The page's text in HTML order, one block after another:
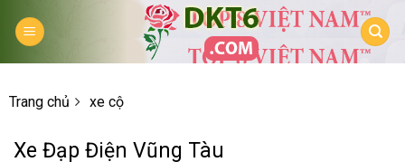
Trang chủ xe cộ
Xe Đạp Điện Vũng Tàu